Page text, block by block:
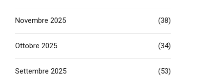
Novembre 2025 (38)
Ottobre 2025 (34)
Settembre 2025 (53)